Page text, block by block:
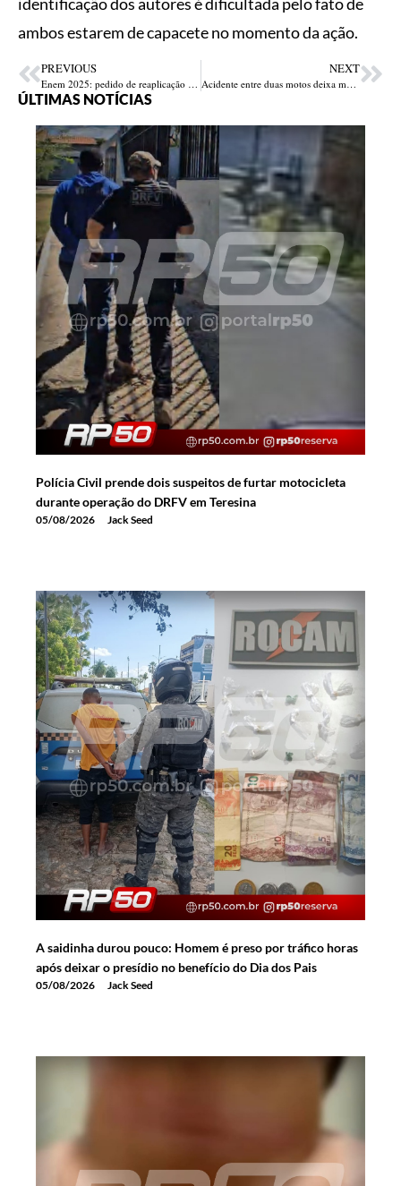
ambos estarem de capacete no momento da ação.
PREVIOUS
Enem 2025: pedido de reaplicação de provas começa nesta segunda
NEXT
Acidente entre duas motos deixa mulher morta, em Altos; criança de homem ficam feridos
ÚLTIMAS NOTÍCIAS
Polícia Civil prende dois suspeitos de furtar motocicleta
durante operação do DRFV em Teresina
05/08/2026 Jack Seed
A saidinha durou pouco: Homem é preso por tráfico horas
após deixar o presídio no benefício do Dia dos Pais
05/08/2026 Jack Seed